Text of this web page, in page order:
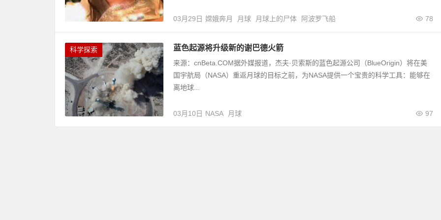
03月29日 78
嫦娥奔月 月球 月球上的尸体 阿波罗飞船
科学探索 蓝色起源将升级新的谢巴德火箭
来源：cnBeta.COM据外媒报道，杰夫·贝索斯的蓝色起源公司（BlueOrigin）将在美
国宇航局（NASA）重返月球的目标之前，为NASA提供一个宝贵的科学工具：能够在
离地球...
03月10日 97
NASA 月球